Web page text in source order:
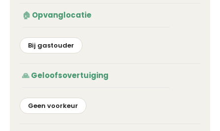
Opvanglocatie
Bij gastouder
Geloofsovertuiging
Geen voorkeur